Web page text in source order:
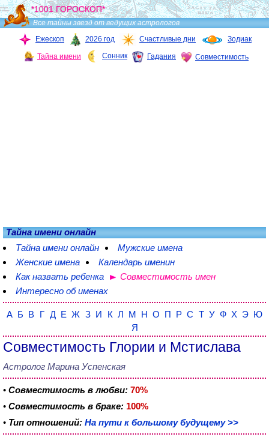
*1001 ГОРОСКОП*
Все тайны звезд от ведущих астрологов
Ежескоп
2026 год Счастливые дни Зодиак
Тайна имени Сонник Гадания Совместимость
Тайна имени онлайн
Тайна имени онлайн
Мужские имена
Женские имена
Календарь именин
Как назвать ребенка
Совместимость имен
Интересно об именах
А Б В Г Д Е Ж З И К Л М Н О П Р С Т У Ф Х Э Ю
Я
Совместимость Глории и Мстислава
Астролог Марина Успенская
• Совместимость в любви: 70%
• Совместимость в браке: 100%
• Тип отношений: На пути к большому будущему >>